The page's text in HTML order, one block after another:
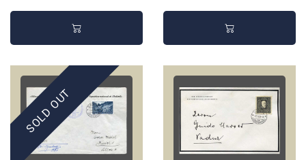
SOLD OUT